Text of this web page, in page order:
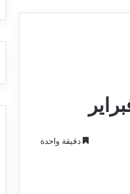
دقيقة واحدة